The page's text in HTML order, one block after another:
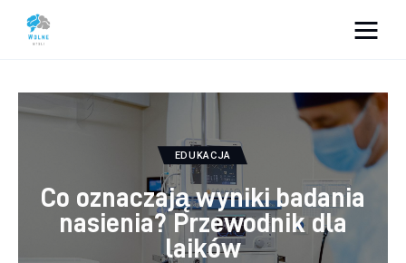
Dom i ogród
EDUKACJA
Co oznaczają wyniki badania
nasienia? Przewodnik dla
laików